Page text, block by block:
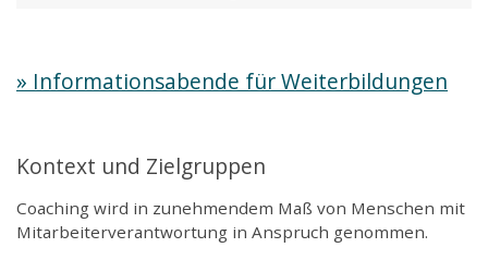
» Informationsabende für Weiterbildungen
Kontext und Zielgruppen
Coaching wird in zunehmendem Maß von Menschen mit
Mitarbeiterverantwortung in Anspruch genommen.